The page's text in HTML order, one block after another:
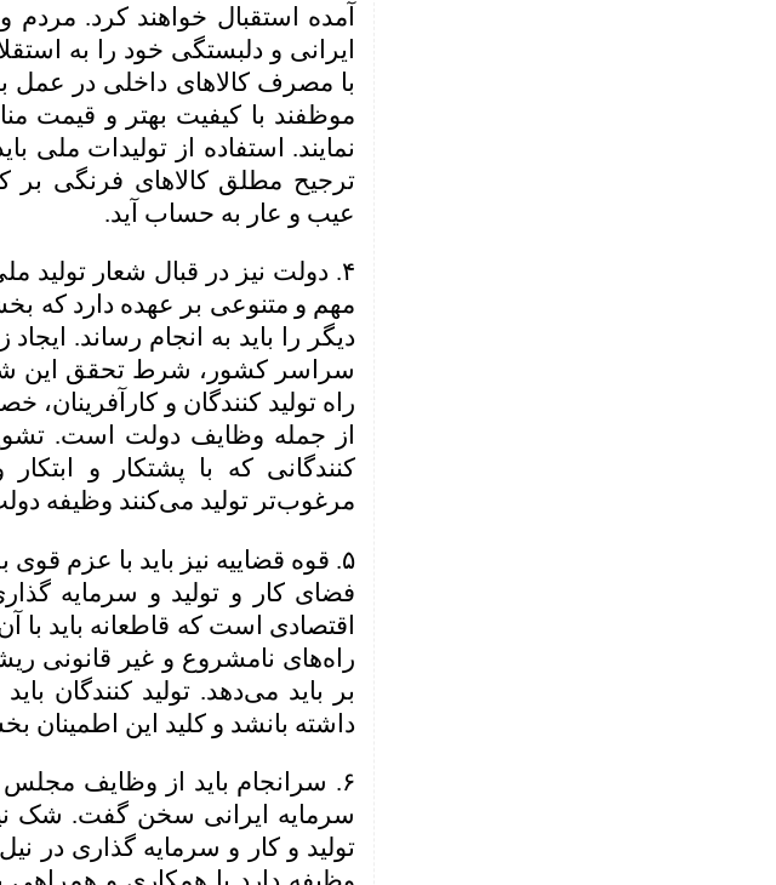
آمده استقبال خواهند کرد. مردم
ایرانی و دلبستگی خود را به
با مصرف کالاهای داخلی در عمل به
موظفند با کیفیت بهتر و قیمت
نمایند. استفاده از تولیدات
ترجیح مطلق کالاهای فرنگی بر
عیب و عار به حساب آید.
۴. دولت نیز در قبال شعار تولید
مهم و متنوعی بر عهده دارد که
دیگر را باید به انجام رساند.
سراسر کشور، شرط تحقق این
راه تولید کنندگان و کارآفرینان،
از جمله وظایف دولت است.
کنندگانی که با پشتکار و
مرغوب‌تر تولید می‌کنند وظیفه
فضای کار و تولید و سرمایه
اقتصادی است که قاطعانه باید با
راه‌های نامشروع و غیر قانونی
بر باید می‌دهد. تولید کنندگان
داشته بانشد و کلید این
۶.
سرانجام باید از وظایف
سرمایه ایرانی سخن گفت. شک
تولید و کار و سرمایه گذاری در